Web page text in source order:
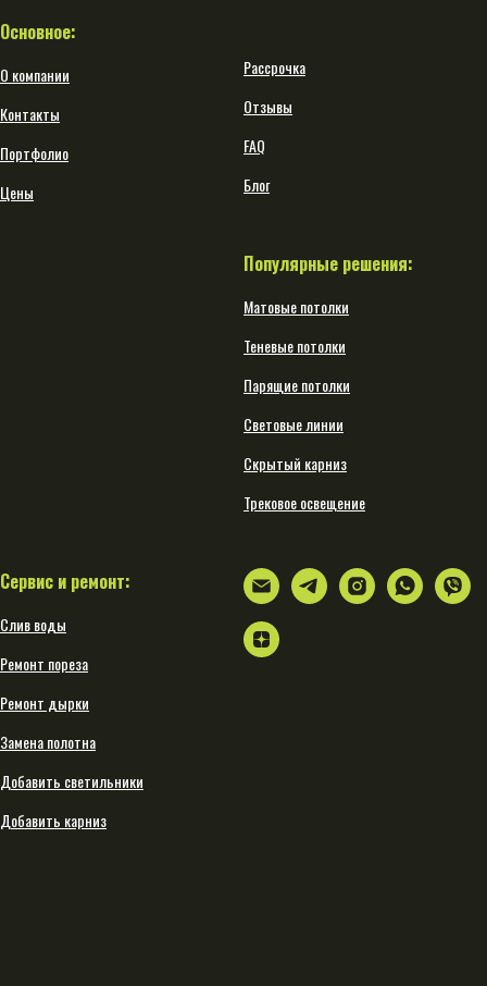
Основное:
О компании
Контакты
Портфолио
Цены
Рассрочка
Отзывы
FAQ
Блог
Популярные решения:
Матовые потолки
Теневые потолки
Парящие потолки
Световые линии
Скрытый карниз
Трековое освещение
Сервис и ремонт:
Слив воды
Ремонт пореза
Ремонт дырки
Замена полотна
Добавить светильники
Добавить карниз